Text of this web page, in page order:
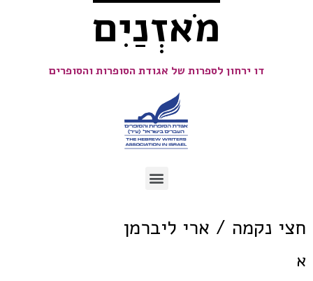
מֹאזְנַיִם
דו ירחון לספרות של אגודת הסופרות והסופרים
חצי נקמה / ארי ליברמן
א